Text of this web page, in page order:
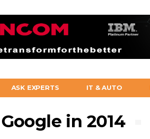
ASK EXPERTS IT & AUTO
in 2014